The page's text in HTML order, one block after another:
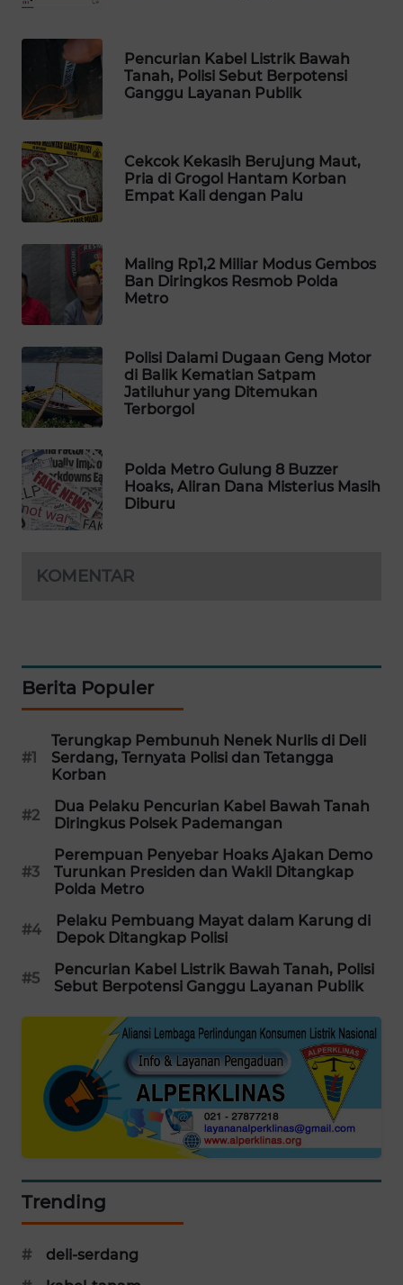
Pencurian Kabel Listrik Bawah
Tanah, Polisi Sebut Berpotensi
Ganggu Layanan Publik
Cekcok Kekasih Berujung Maut,
Pria di Grogol Hantam Korban
Empat Kali dengan Palu
Maling Rp1,2 Miliar Modus Gembos
Ban Diringkos Resmob Polda
Metro
Polisi Dalami Dugaan Geng Motor
di Balik Kematian Satpam
Jatiluhur yang Ditemukan
Terborgol
Polda Metro Gulung 8 Buzzer
Hoaks, Aliran Dana Misterius Masih
Diburu
KOMENTAR
Berita Populer
#1
Terungkap Pembunuh Nenek Nurlis di Deli
Serdang, Ternyata Polisi dan Tetangga
Korban
#2
Dua Pelaku Pencurian Kabel Bawah Tanah
Diringkus Polsek Pademangan
#3
Perempuan Penyebar Hoaks Ajakan Demo
Turunkan Presiden dan Wakil Ditangkap
Polda Metro
#4
Pelaku Pembuang Mayat dalam Karung di
Depok Ditangkap Polisi
#5
Pencurian Kabel Listrik Bawah Tanah, Polisi
Sebut Berpotensi Ganggu Layanan Publik
Trending
#
deli-serdang
WAHANA
SPORT
WAHANA
UMKM
SELEB
WAHANA
PERSONA
WAHANA
OTOMOTIF
WAHANA
HEALTH
WAHANA
DESA
WISATA
LAPAK
Network
KONSUMEN
LISTRIK
MASYARAKAT
KELISTRIKAN
WALINKI
ID
MAWAKA
ID
MARTABAT
WATCH
MKLI
LPKKI
LKKI
KOPEKLIN